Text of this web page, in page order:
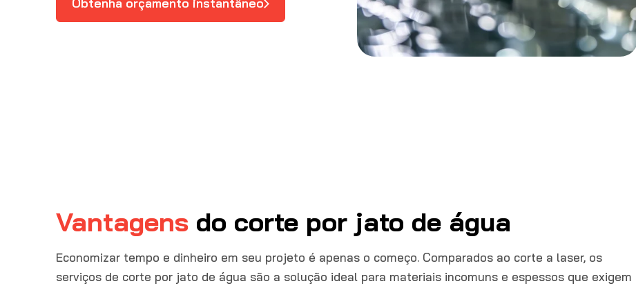
Vantagens do corte por jato de água
Economizar tempo e dinheiro em seu projeto é apenas o começo. Comparados ao corte a laser, os
serviços de corte por jato de água são a solução ideal para materiais incomuns e espessos que exigem